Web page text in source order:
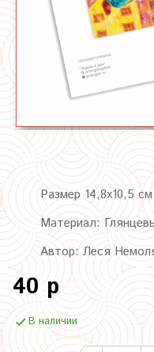
Размер 14,8х10,5 см.
Материал:
Автор: Леся
40 р
В наличии